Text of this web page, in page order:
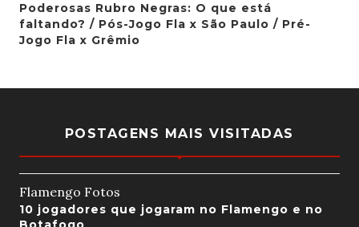
Poderosas Rubro Negras: O que está
faltando? / Pós-Jogo Fla x São Paulo / Pré-
Jogo Fla x Grêmio
POSTAGENS MAIS VISITADAS
Flamengo Fotos
10 jogadores que jogaram no Flamengo e no